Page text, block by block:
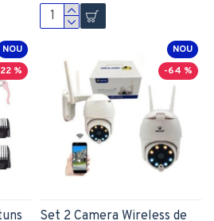
NOU
%
NOU
-64 %
Set 2 Camera Wireless de